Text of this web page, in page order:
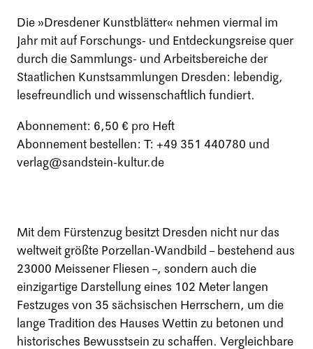
Die »Dresdener Kunstblätter« nehmen viermal im
Jahr mit auf Forschungs- und Entdeckungsreise quer
durch die Sammlungs- und Arbeitsbereiche der
Staatlichen Kunstsammlungen Dresden: lebendig,
lesefreundlich und wissenschaftlich fundiert.
Abonnement: 6,50 € pro Heft
Abonnement bestellen: T: +49 351 440780 und
verlag@sandstein-kultur.de
Mit dem Fürstenzug besitzt Dresden nicht nur das
weltweit größte Porzellan-Wandbild – bestehend aus
23000 Meissener Fliesen –, sondern auch die
einzigartige Darstellung eines 102 Meter langen
Festzuges von 35 sächsischen Herrschern, um die
lange Tradition des Hauses Wettin zu betonen und
historisches Bewusstsein zu schaffen. Vergleichbare